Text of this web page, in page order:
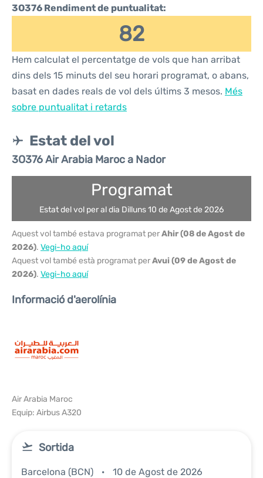
3O376 Rendiment de puntualitat:
82
Hem calculat el percentatge de vols que han arribat
dins dels 15 minuts del seu horari programat, o abans,
basat en dades reals de vol dels últims 3 mesos. Més
sobre puntualitat i retards
Estat del vol
3O376 Air Arabia Maroc a Nador
Programat
Estat del vol per al dia Dilluns 10 de Agost de 2026
Aquest vol també estava programat perAhir (08 de Agost de
2026). Vegi-ho aquí
Aquest vol també està programat perAvui (09 de Agost de
2026). Vegi-ho aquí
Informació d'aerolínia
Air Arabia Maroc
Equip: Airbus A320
Sortida
Barcelona (BCN) 10 de Agost de 2026